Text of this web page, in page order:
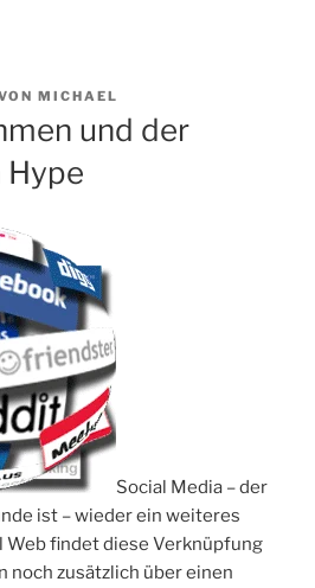
MICHAEL
und der
Hype
Social Media – der
ist – wieder ein weiteres
Web findet diese Verknüpfung
noch zusätzlich über einen